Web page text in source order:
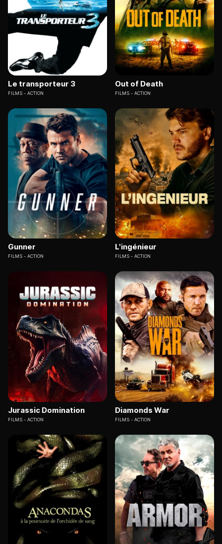
Le transporteur 3
FILMS ACTION
Out of Death
FILMS ACTION
Gunner
FILMS ACTION
L'ingénieur
FILMS ACTION
Jurassic Domination
FILMS ACTION
Diamonds War
FILMS ACTION